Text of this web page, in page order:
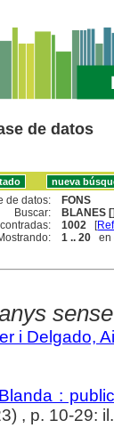
de datos
de datos:
FONS
Buscar:
BLANES
1002 [
1 .. 20 en
i Delgado,
Blanda :
, p. 10-29: